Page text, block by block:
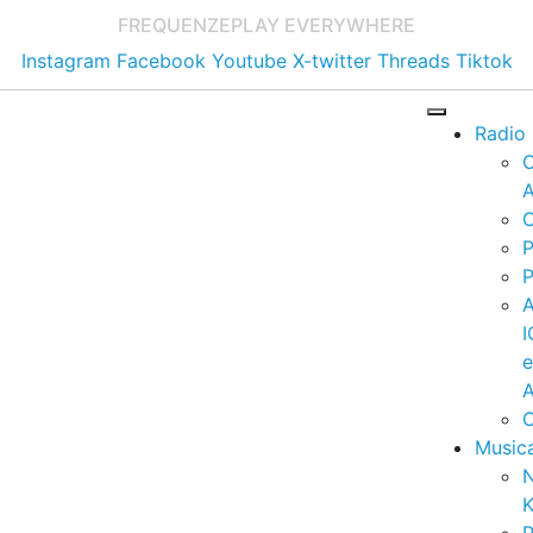
FREQUENZEPLAY EVERYWHERE
Instagram Facebook Youtube X-twitter Threads Tiktok
Radio
e